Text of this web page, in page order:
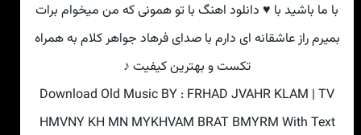
با ما باشید با ♥ دانلود اهنگ با تو همونی که من میخوام برات
بمیرم راز عاشقانه ای دارم با صدای فرهاد جواهر کلام به همراه
تکست و بهترین کیفیت ♪
Download Old Music BY : FRHAD JVAHR KLAM | TV
HMVNY KH MN MYKHVAM BRAT BMYRM With Text